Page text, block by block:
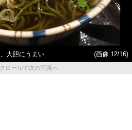
大胆にうまい
(画像 12/16)
ロールで次の写真へ